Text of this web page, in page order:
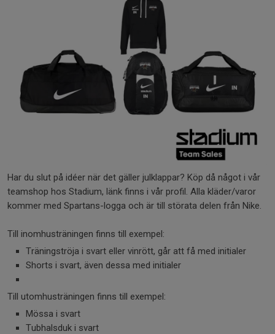
Har du slut på idéer när det gäller julklappar? Köp då något i vår
teamshop hos Stadium, länk finns i vår profil. Alla kläder/varor
kommer med Spartans-logga och är till störata delen från Nike.
Till inomhusträningen finns till exempel:
Träningströja i svart eller vinrött, går att få med initialer
Shorts i svart, även dessa med initialer
Till utomhusträningen finns till exempel:
Mössa i svart
Tubhalsduk i svart